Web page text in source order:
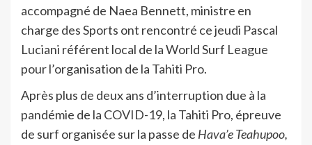
accompagné de Naea Bennett, ministre en
charge des Sports ont rencontré ce jeudi Pascal
Luciani référent local de la World Surf League
pour l’organisation de la Tahiti Pro.
Après plus de deux ans d’interruption due à la
pandémie de la COVID-19, la Tahiti Pro, épreuve
de surf organisée sur la passe de Hava’e Teahupoo,